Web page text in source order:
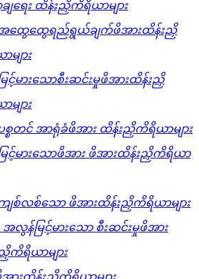
ချရေး ထိန်းညှိကိရိယာများ
အထွေထွေရည်ရွယ်ချက်ဖိအားထိန်းညှိ
များ
မြင့်မားသောစီးဆင်းမှုဖိအားထိန်းညှိ
များ
ပစ္စတင် အာရုံခံဖိအား ထိန်းညှိကိရိယာများ
မြင့်မားသောဖိအား ဖိအားထိန်းညှိကိရိယာ
ကျစ်လစ်သော ဖိအားထိန်းညှိကိရိယာများ
- အလွန်မြင့်မားသော စီးဆင်းမှုဖိအား
ကိရိယာများ
အားထိန်းညှိကိရိယာများ